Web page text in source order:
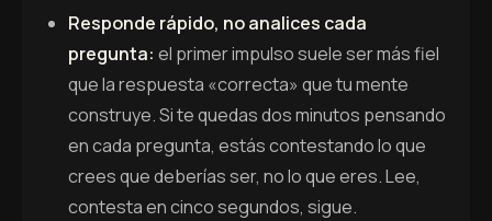
Responde rápido, no analices cada
pregunta: el primer impulso suele ser más fiel
que la respuesta «correcta» que tu mente
construye. Si te quedas dos minutos pensando
en cada pregunta, estás contestando lo que
crees que deberías ser, no lo que eres. Lee,
contesta en cinco segundos, sigue.